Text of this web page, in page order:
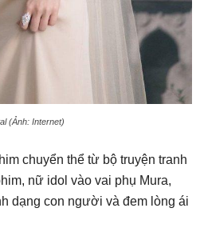
(Ảnh: Internet)
chuyển thể từ bộ truyện tranh
nữ idol vào vai phụ Mura,
dạng con người và đem lòng ái